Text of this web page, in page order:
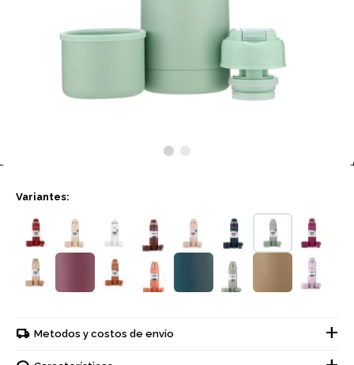
Variantes:
Metodos y costos de envío